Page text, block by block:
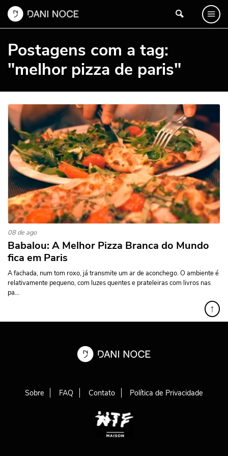
Postagens com a tag:
"melhor pizza de paris"
08 de ago
Babalou: A Melhor Pizza Branca do Mundo
fica em Paris
A fachada, num tom roxo, já transmite um ar de aconchego. O ambiente é
relativamente pequeno, com luzes quentes e prateleiras com livros nas
pa...
↑
Sobre FAQ Contato Política de Privacidade